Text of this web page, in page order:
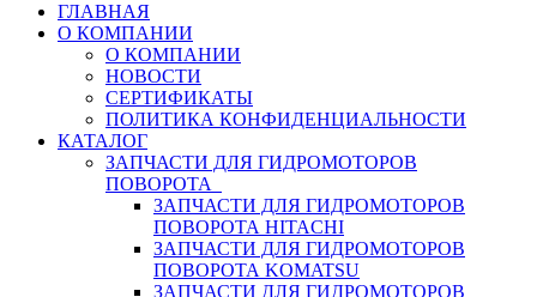
ГЛАВНАЯ
О КОМПАНИИ
О КОМПАНИИ
НОВОСТИ
СЕРТИФИКАТЫ
ПОЛИТИКА КОНФИДЕНЦИАЛЬНОСТИ
КАТАЛОГ
ЗАПЧАСТИ ДЛЯ ГИДРОМОТОРОВ
ПОВОРОТА
ЗАПЧАСТИ ДЛЯ ГИДРОМОТОРОВ
ПОВОРОТА HITACHI
ЗАПЧАСТИ ДЛЯ ГИДРОМОТОРОВ
ПОВОРОТА KOMATSU
ЗАПЧАСТИ ДЛЯ ГИДРОМОТОРОВ